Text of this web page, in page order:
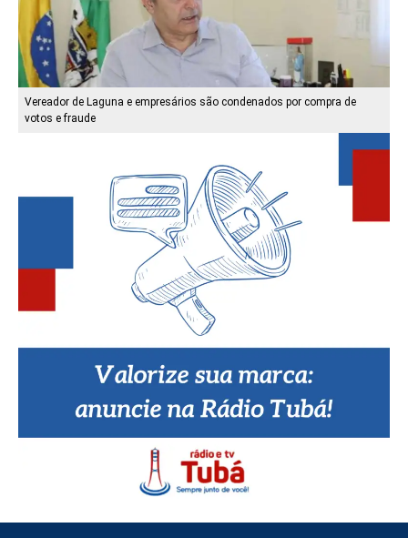
Vereador de Laguna e empresários são condenados por compra de
votos e fraude